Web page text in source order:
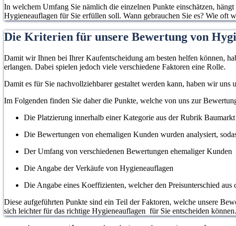
In welchem Umfang Sie nämlich die einzelnen Punkte einschätzen,
Hygieneauflagen für Sie erfüllen soll. Wann gebrauchen Sie es? Wie oft
Die Kriterien für unsere Bewertung von
Damit wir Ihnen bei Ihrer Kaufentscheidung am besten helfen können,
erlangen. Dabei spielen jedoch viele verschiedene Faktoren eine Rolle.
Damit es für Sie nachvollziehbarer gestaltet werden kann, haben wir
Im Folgenden finden Sie daher die Punkte, welche von uns zur
Die Platzierung innerhalb einer Kategorie aus der Rubrik Baumarkt
Die Bewertungen von ehemaligen Kunden wurden analysiert,
Der Umfang von verschiedenen Bewertungen ehemaliger Kunden
Die Angabe der Verkäufe von Hygieneauflagen
Die Angabe eines Koeffizienten, welcher den Preisunterschied
Diese aufgeführten Punkte sind ein Teil der Faktoren, welche unsere
sich leichter für das richtige Hygieneauflagen für Sie entscheiden können.